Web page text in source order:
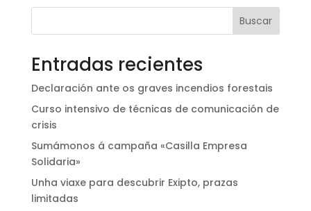
Buscar
Entradas recientes
Declaración ante os graves incendios forestais
Curso intensivo de técnicas de comunicación de
crisis
Sumámonos á campaña «Casilla Empresa
Solidaria»
Unha viaxe para descubrir Exipto, prazas
limitadas